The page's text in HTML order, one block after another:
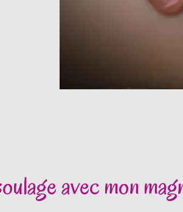
avec mon